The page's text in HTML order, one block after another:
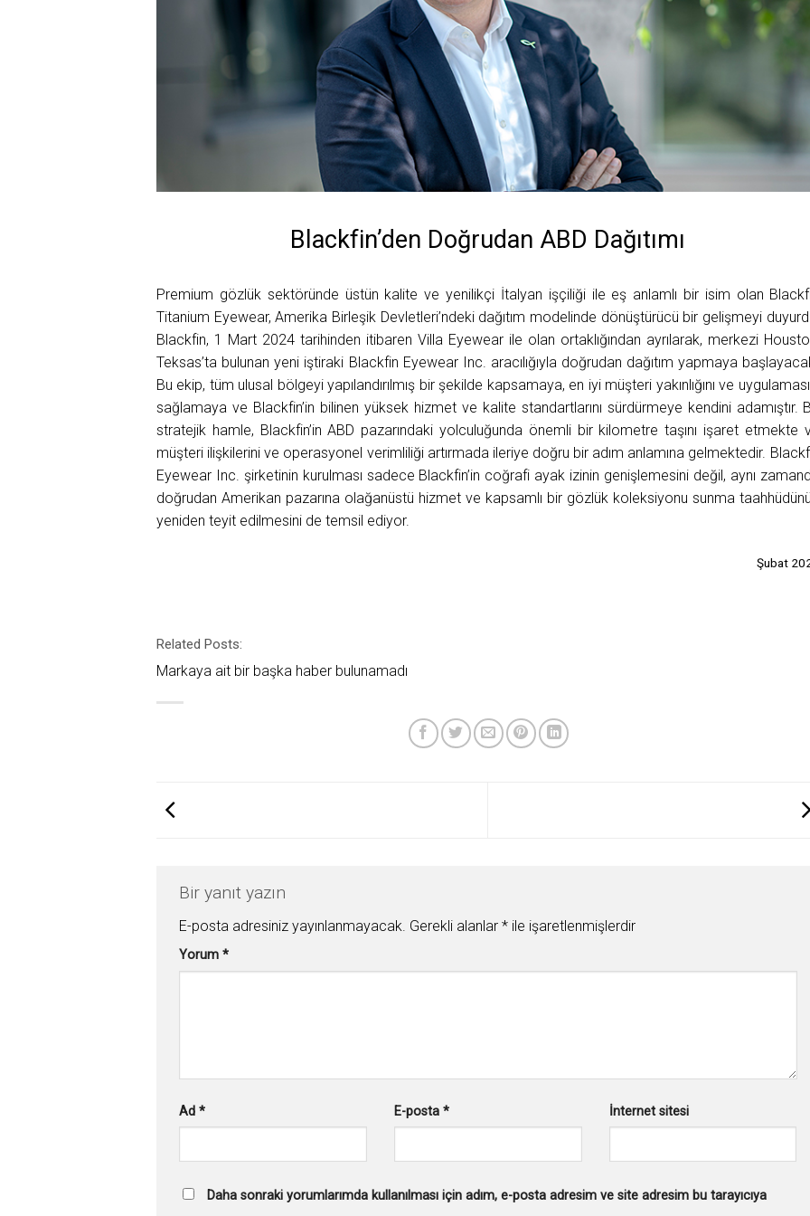
Blackfin’den Doğrudan ABD Dağıtımı
Premium gözlük sektöründe üstün kalite ve yenilikçi İtalyan işçiliği ile eş anlamlı bir isim olan
Titanium Eyewear, Amerika Birleşik Devletleri’ndeki dağıtım modelinde dönüştürücü bir gelişmeyi
Blackfin, 1 Mart 2024 tarihinden itibaren Villa Eyewear ile olan ortaklığından ayrılarak, merkezi
Teksas’ta bulunan yeni iştiraki Blackfin Eyewear Inc. aracılığıyla doğrudan dağıtım yapmaya
Bu ekip, tüm ulusal bölgeyi yapılandırılmış bir şekilde kapsamaya, en iyi müşteri yakınlığını ve
sağlamaya ve Blackfin’in bilinen yüksek hizmet ve kalite standartlarını sürdürmeye kendini adamıştır.
stratejik hamle, Blackfin’in ABD pazarındaki yolculuğunda önemli bir kilometre taşını işaret etmekte
müşteri ilişkilerini ve operasyonel verimliliği artırmada ileriye doğru bir adım anlamına gelmektedir.
Eyewear Inc. şirketinin kurulması sadece Blackfin’in coğrafi ayak izinin genişlemesini değil, aynı
doğrudan Amerikan pazarına olağanüstü hizmet ve kapsamlı bir gözlük koleksiyonu sunma
yeniden teyit edilmesini de temsil ediyor.
Şubat
Related Posts:
Markaya ait bir başka haber bulunamadı
Bir yanıt yazın
E-posta adresiniz yayınlanmayacak. Gerekli alanlar * ile işaretlenmişlerdir
Yorum *
Ad * E-posta * İnternet sitesi
Daha sonraki yorumlarımda kullanılması için adım, e-posta adresim ve site adresim bu tarayıcıya